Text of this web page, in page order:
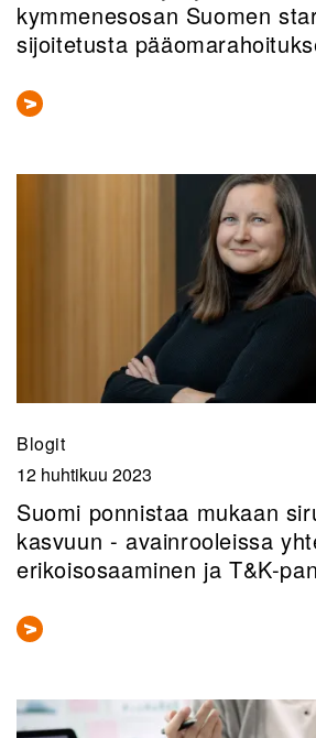
kymmenesosan Suomen
sijoitetusta
Blogit
12 huhtikuu 2023
Suomi ponnistaa mukaan
kasvuun - avainrooleissa
erikoisosaaminen ja T&K-